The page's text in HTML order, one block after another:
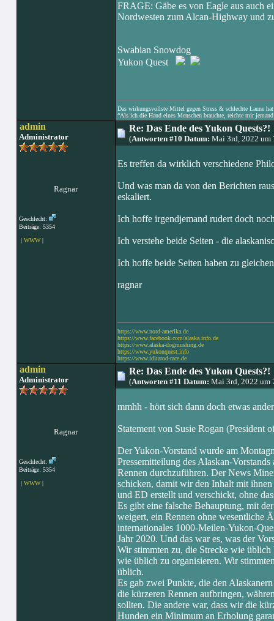
FRAGE: Gäbe es von Eagle aus auch
Nordwesten zum Alcan-Highway und
Swabian Snowdog
Yukon Quest
Das wirkungsvollste Mittel gegen Stress & schlechte Laune
“Als ich die Hand eines Menschen brauchte, reichte mir jemand
admin
Administrator
Ragnar
Geschlecht:
Beiträge: 5354
| WWW|
Re: Das Ende des Yukon Quests?!
(Antworten #10 Datum: Mai 3rd, 2022 um
Es treffen da wirklich verschiedene
Und was man da von den Berichten
eskaliert.
Ich hoffe irgendjemand rudert doch
Ich verstehe beide Seiten - die
Ich hoffe beide Seiten haben zu
ragnar
https://www.nord-amerika.de
https://www.facebook.com/alaska.info.de
https://www.alaska-dogmushing.de
https://www.yukonquest.info
https://www.iditarod-race.de
admin
Administrator
Ragnar
Geschlecht:
Beiträge: 5354
| WWW|
Re: Das Ende des Yukon Quests?!
(Antworten #11 Datum: Mai 3rd, 2022 um
mmhh - hört sich dann doch etwas
Statement von Susie Rogan (President
Der Yukon-Vorstand wurde am
Pressemitteilung des Alaskan-
Rennen durchzuführen. Der News
schicken, damit wir den Inhalt mit
und ED erstellt und verschickt, ohne
Es gibt eine falsche Behauptung, mit
weigert, ein Rennen ohne wesentliche
internationales 1000-Meilen-Yukon-
Jahr 2020. Und das war es, was der
Wir stimmten zu, die Strecke wie
wie üblich zu organisieren. Wir
üblich.
Es gab zwei Punkte, die den
die kürzeren Rennen aufbringen,
sollten. Die andere war, dass wir die
Hunden ein Minimum an Erholung